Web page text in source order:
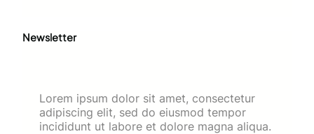
Newsletter
Lorem ipsum dolor sit amet, consectetur
adipiscing elit, sed do eiusmod tempor
incididunt ut labore et dolore magna aliqua.